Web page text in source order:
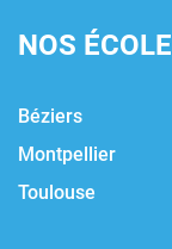
NOS
Béziers
Montpellier
Toulouse